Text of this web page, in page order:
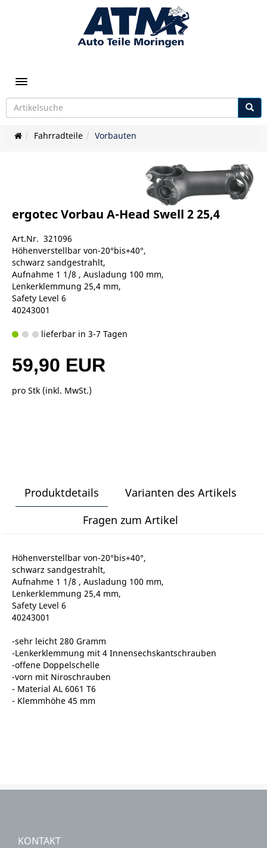
Toggle navigation
Fahrradteile Vorbauten
ergotec Vorbau A-Head Swell 2 25,4
Art.Nr. 321096
Höhenverstellbar von-20°bis+40°,
schwarz sandgestrahlt,
Aufnahme 1 1/8 , Ausladung 100 mm,
Lenkerklemmung 25,4 mm,
Safety Level 6
40243001
lieferbar in 3-7 Tagen
59,90 EUR
pro Stk (inkl. MwSt.)
Produktdetails
Varianten des Artikels
Fragen zum Artikel
Höhenverstellbar von-20°bis+40°,
schwarz sandgestrahlt,
Aufnahme 1 1/8 , Ausladung 100 mm,
Lenkerklemmung 25,4 mm,
Safety Level 6
40243001
-sehr leicht 280 Gramm
-Lenkerklemmung mit 4 Innensechskantschrauben
-offene Doppelschelle
-vorn mit Niroschrauben
- Material AL 6061 T6
- Klemmhöhe 45 mm
KONTAKT